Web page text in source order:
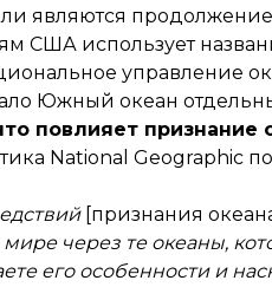
являются
США использует
управление
Южный океан
повлияет признание
National Geographic
[признания
через те океаны,
его особенности и